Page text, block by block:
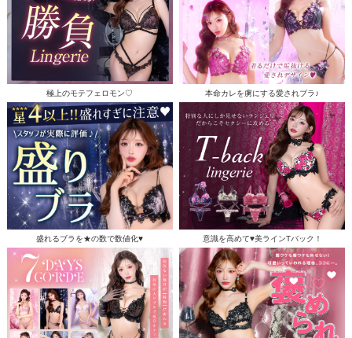
極上のモテフェロモン♡ 本命カレを虜にする愛されブラ♪
盛れるブラを★の数で数値化♥ 意識を高めて♥美ラインTバック！